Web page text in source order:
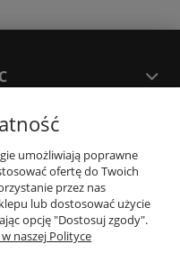
umożliwiają poprawne
ofertę do Twoich
przez nas
lub dostosować użycie
opcję "Dostosuj zgody".
naszej Polityce